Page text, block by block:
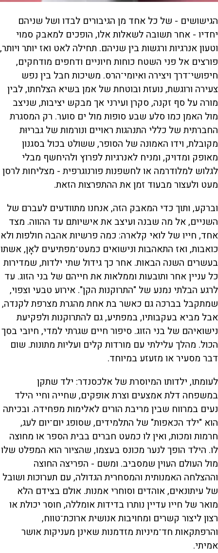
הגישושים - של כל אחד מן הגיבורים לבדו ושל שניהם
יחדיו - אחר תשובה לשאלות אלו, הופכים למאבק סמוי
וטעון אנרגיות ורגשות בין שניהם. תחילה לאט ואז יותר ויותר,
פורצים אל פני השטח כוחות חיוניים ודחפים מודחקים,
חיפושי־דרך ויצירה ואיומי־הרס. משיכות חבל בין נפש
צעירה ורוגשת, נועזת ובוטחת של אמן בשיא הצלחתו, לבין
מורה על סף זקנה, סקרן ועירני אך מבקש יציבות, שניצב
מול האמן כמו סלע שבע סופות מול ים סוער. רק המסגרת
החברתית של כללי התנהגות ראויים ונורמות של גבריוּת
מקובלת, וידו האמונה של הסופר, ששולט בכול בסגנון
מאופק ומדויק, ומניח לאנרגיות לפרוץ ולהיחשף מבלי
לגלוש למלודרמה או לחשפנות פורנוגרפית - מצליחות לרסן
מעט ולעצור מבעוד זמן את ההתפרצות הזאת.
וברקע, ותוך כדי המאבק הזה, אנחנו מתוודעים לעברם של
השניים, אל מה שבנה ועיצב את אישיותם עד ההווה. מצד
אחד, חייו של לואי קלארה: כמה פרשיות אהבה חולפות ולא
כואבות, ואז התאהבות ונישואים כמעט־מפתיעים לאָן, אשתו
בעשרים השנה הבאות. אחר כך גידול שתי ילדות, שמדירות
כל עניין אחר ותובעות וממלאות את חייהם של בני הזוג. עד
לרגע הבלתי נמנע של "התרוקנות הקן". אירוע טבעי וצפוי,
שמתקבל בברכה גם כאשר בת אחת מהגרת מצרפת לקנדה,
אבל מביא בעקבותיו, במפתיע, גם להתרוקנות ולפקיעת
נישואיהם של בני הזוג. סיפור חיים שגרתי למדי, חיובי בסך
הכול. מהלך עלילתי עם מורדות קלים ועליות מתונות. שום
דבר מסעיר או מזעזע במיוחד.
לעומתו, ילדותו המיוסרת של אלכסנדר: ילד שתקן
במשפחה דלת אמצעים וצרת אופקים, שחייה וחיי הילד
נעים במרווח שבין מריבת הורים לאלימות מפחידה. ובכיתה
הוא "ילד הכאפות" של התלמידים, שסופג יום־יום לעג,
חרמות ומכות, ואין לו כמעט חברים בבית הספר או מחוצה
לו. הילד הופך לנער מכונס בעצמו, שהציור הוא המפלט שלו
מול העולם העוין שמסביב. ומשם - הפריצה החוצה
וההצלחה האמנותית והמסחרית הגדולה, עם תערוכות ושובל
של עיתונאים, אוהדים וסוחרי אמנות. אולם בצידם הלא
מואר של חייו עדיין נותרו בדידות אומללה, חוסר יכולת או
רצון ליצור קשרים ומחויבות אנושית ארוכת־טווח,
והרפתקאות חד־מיניות מזדמנות שאינן מעניקות אושר
אמיתי.